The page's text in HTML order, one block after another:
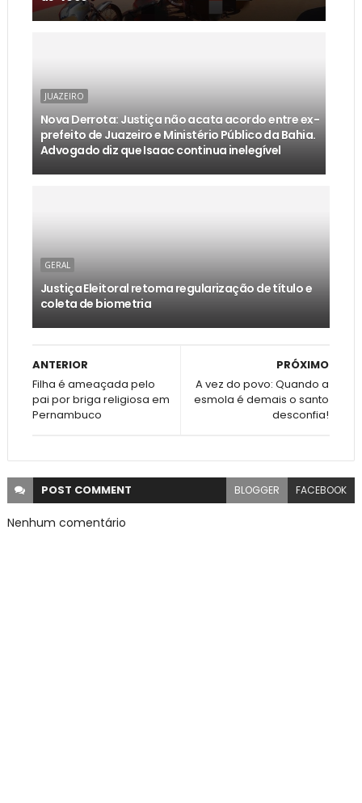
JUAZEIRO
Nova Derrota: Justiça não acata acordo entre ex-
prefeito de Juazeiro e Ministério Público da Bahia.
Advogado diz que Isaac continua inelegível
GERAL
Justiça Eleitoral retoma regularização de título e
coleta de biometria
PRÓXIMO
A vez do povo: Quando a
esmola é demais o santo
desconfia!
ANTERIOR
Filha é ameaçada pelo
pai por briga religiosa em
Pernambuco
POST COMMENT BLOGGER FACEBOOK
Nenhum comentário